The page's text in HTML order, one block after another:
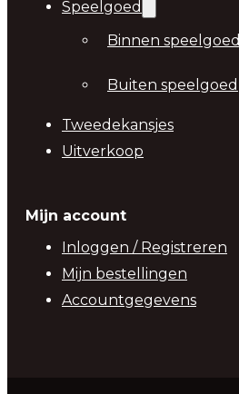
Speelgoed
Binnen speelgoed
Buiten speelgoed
Tweedekansjes
Uitverkoop
Mijn account
Inloggen / Registreren
Mijn bestellingen
Accountgegevens